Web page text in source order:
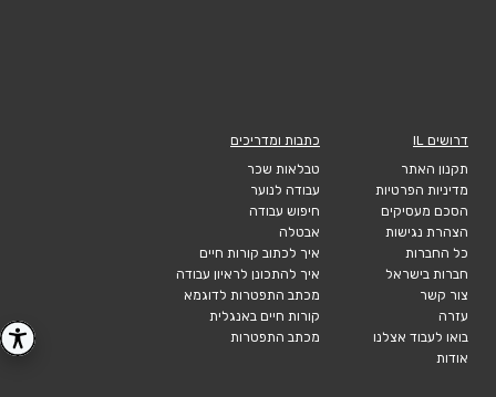
דרושים IL
תקנון האתר
מדיניות הפרטיות
הסכם מעסיקים
הצהרת נגישות
כל החברות
חברות בישראל
צור קשר
עזרה
בואו לעבוד אצלנו
אודות
כתבות ומדריכים
טבלאות שכר
עבודה לנוער
חיפוש עבודה
אבטלה
איך לכתוב קורות חיים
איך להתכונן לראיון עבודה
מכתב התפטרות לדוגמא
קורות חיים באנגלית
מכתב התפטרות